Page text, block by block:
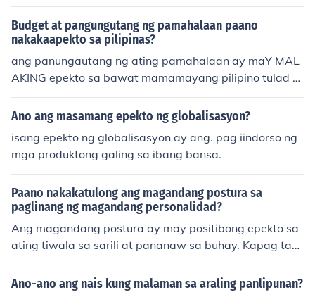
Budget at pangungutang ng pamahalaan paano
nakakaapekto sa pilipinas?
ang panungautang ng ating pamahalaan ay maY MAL
AKING epekto sa bawat mamamayang pilipino tulad n
g pagbagsak ng ating ekonomiya
Ano ang masamang epekto ng globalisasyon?
isang epekto ng globalisasyon ay ang. pag iindorso ng
mga produktong galing sa ibang bansa.
Paano nakakatulong ang magandang postura sa
paglinang ng magandang personalidad?
Ang magandang postura ay may positibong epekto sa
ating tiwala sa sarili at pananaw sa buhay. Kapag tay
o ay nakatayo o umuupo ng tuwid, nagiging mas malak
as ang ating presensya at mas bukas ang ating komuni
Ano-ano ang nais kung malaman sa araling panlipunan?